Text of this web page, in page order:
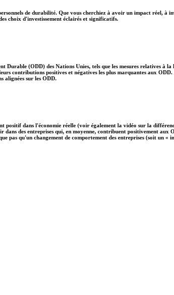
de durabilité. Que vous cherchiez à avoir un impact réel, à
choix d'investissement éclairés et significatifs.
Durable (ODD) des Nations Unies, tels que les mesures relatives
contributions positives et négatives les plus marquantes aux
alignées sur les ODD.
dans l'économie réelle (voir également la vidéo sur la
des entreprises qui, en moyenne, contribuent positivement aux
pas qu'un changement de comportement des entreprises (soit un «